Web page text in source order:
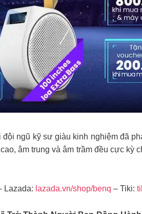
ngũ kỹ sư giàu kinh nghiệm đã
âm trung và âm trầm đều cực kỳ
Lazada: lazada.vn/shop/benq – Tiki: